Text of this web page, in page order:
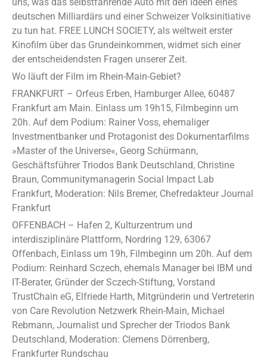
deutschen Milliardärs und einer Schweizer Volksinitiative
zu tun hat. FREE LUNCH SOCIETY, als weltweit erster
Kinofilm über das Grundeinkommen, widmet sich einer
der entscheidendsten Fragen unserer Zeit.
Wo läuft der Film im Rhein-Main-Gebiet?
FRANKFURT – Orfeus Erben, Hamburger Allee, 60487
Frankfurt am Main. Einlass um 19h15, Filmbeginn um
20h. Auf dem Podium: Rainer Voss, ehemaliger
Investmentbanker und Protagonist des Dokumentarfilms
»Master of the Universe«, Georg Schürmann,
Geschäftsführer Triodos Bank Deutschland, Christine
Braun, Communitymanagerin Social Impact Lab
Frankfurt, Moderation: Nils Bremer, Chefredakteur Journal
Frankfurt
OFFENBACH – Hafen 2, Kulturzentrum und
interdisziplinäre Plattform, Nordring 129, 63067
Offenbach, Einlass um 19h, Filmbeginn um 20h. Auf dem
Podium: Reinhard Sczech, ehemals Manager bei IBM und
IT-Berater, Gründer der Sczech-Stiftung, Vorstand
TrustChain eG, Elfriede Harth, Mitgründerin und Vertreterin
von Care Revolution Netzwerk Rhein-Main, Michael
Rebmann, Journalist und Sprecher der Triodos Bank
Deutschland, Moderation: Clemens Dörrenberg,
Frankfurter Rundschau